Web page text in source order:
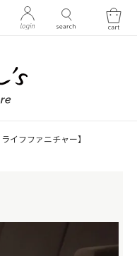
ライフファニチャー】